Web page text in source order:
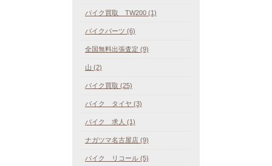
バイク買取 TW200 (1)
バイクパーツ (6)
全国無料出張査定 (9)
山 (2)
バイク買取 (25)
バイク タイヤ (3)
バイク 求人 (1)
ナガツマ名古屋店 (9)
バイク リコール (5)